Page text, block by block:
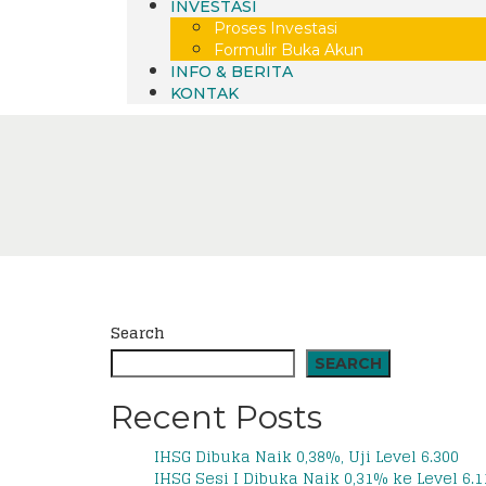
INVESTASI
Proses Investasi
Formulir Buka Akun
INFO & BERITA
KONTAK
Search
SEARCH
Recent Posts
IHSG Dibuka Naik 0,38%, Uji Level 6.300
IHSG Sesi I Dibuka Naik 0,31% ke Level